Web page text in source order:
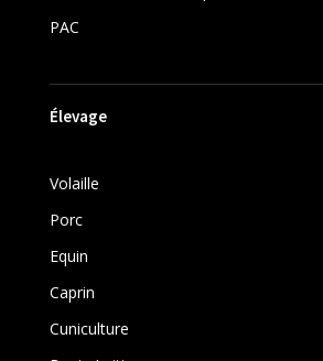
PAC
Élevage
Volaille
Porc
Equin
Caprin
Cuniculture